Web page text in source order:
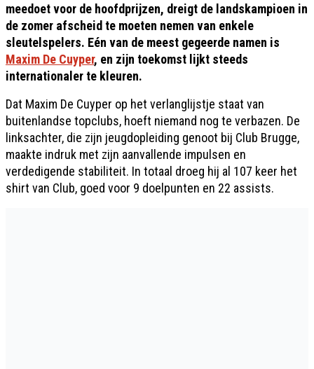
meedoet voor de hoofdprijzen, dreigt de landskampioen in
de zomer afscheid te moeten nemen van enkele
sleutelspelers. Eén van de meest gegeerde namen is
Maxim De Cuyper, en zijn toekomst lijkt steeds
internationaler te kleuren.
Dat Maxim De Cuyper op het verlanglijstje staat van
buitenlandse topclubs, hoeft niemand nog te verbazen. De
linksachter, die zijn jeugdopleiding genoot bij Club Brugge,
maakte indruk met zijn aanvallende impulsen en
verdedigende stabiliteit. In totaal droeg hij al 107 keer het
shirt van Club, goed voor 9 doelpunten en 22 assists.